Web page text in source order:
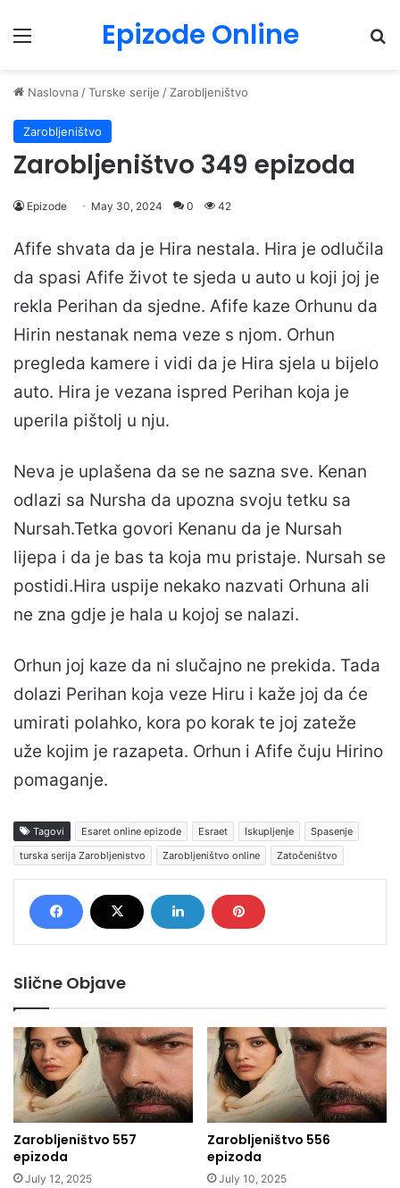
Menu Epizode Online
Naslovna /Turske serije / Zarobljeništvo
Zarobljeništvo
Zarobljeništvo 349 epizoda
Epizode May 30, 2024 0 42
Afife shvata da je Hira nestala. Hira je odlučila
da spasi Afife život te sjeda u auto u koji joj je
rekla Perihan da sjedne. Afife kaze Orhunu da
Hirin nestanak nema veze s njom. Orhun
pregleda kamere i vidi da je Hira sjela u bijelo
auto. Hira je vezana ispred Perihan koja je
uperila pištolj u nju.
Neva je uplašena da se ne sazna sve. Kenan
odlazi sa Nursha da upozna svoju tetku sa
Nursah.Tetka govori Kenanu da je Nursah
lijepa i da je bas ta koja mu pristaje. Nursah se
postidi.Hira uspije nekako nazvati Orhuna ali
ne zna gdje je hala u kojoj se nalazi.
Orhun joj kaze da ni slučajno ne prekida. Tada
dolazi Perihan koja veze Hiru i kaže joj da će
umirati polahko, kora po korak te joj zateže
uže kojim je razapeta. Orhun i Afife čuju Hirino
pomaganje.
Tagovi Esaret online epizode Esraet Iskupljenje
Spasenje
turska serija Zarobljenistvo
Zarobljeništvo online Zatočeništvo
Slične Objave
Zarobljeništvo 557
epizoda
July 12, 2025
Zarobljeništvo 556
epizoda
July 10, 2025